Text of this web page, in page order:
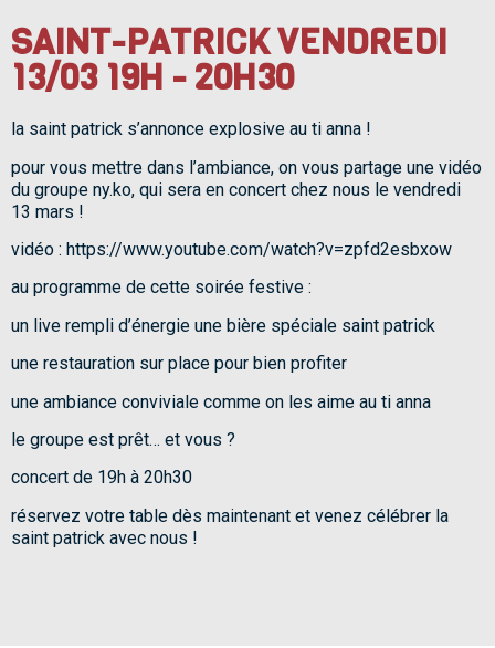
SAINT-PATRICK VENDREDI
13/03 19H - 20H30
la saint patrick s’annonce explosive au ti anna !
pour vous mettre dans l’ambiance, on vous partage une vidéo
du groupe ny.ko, qui sera en concert chez nous le vendredi
13 mars !
vidéo : https://www.youtube.com/watch?v=zpfd2esbxow
au programme de cette soirée festive :
un live rempli d’énergie une bière spéciale saint patrick
une restauration sur place pour bien profiter
une ambiance conviviale comme on les aime au ti anna
le groupe est prêt… et vous ?
concert de 19h à 20h30
réservez votre table dès maintenant et venez célébrer la
saint patrick avec nous !